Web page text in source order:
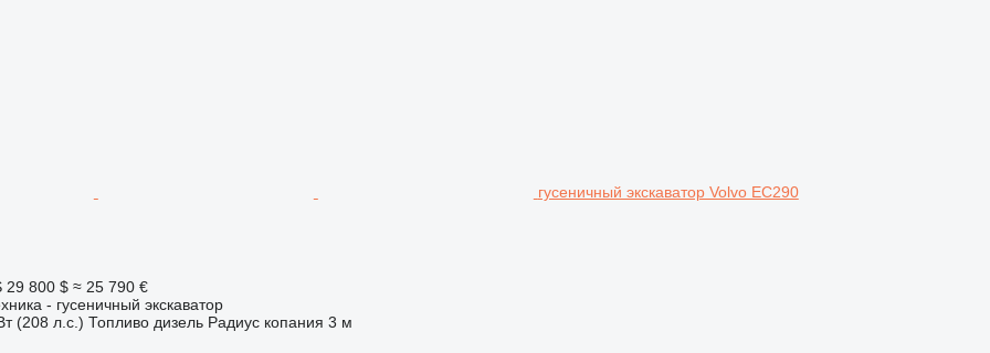
гусеничный экскаватор Volvo EC290
29 800 $ ≈ 25 790 €
- гусеничный экскаватор
(208 л.с.) Топливо дизель Радиус копания 3 м